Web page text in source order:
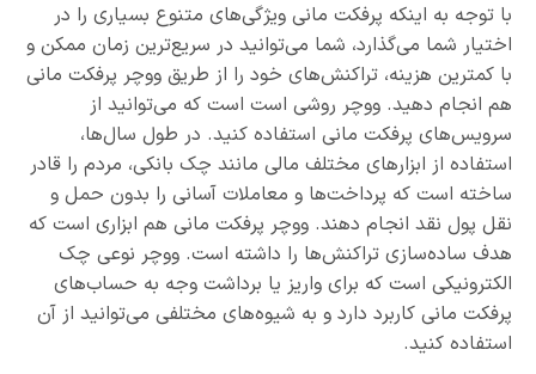
با توجه به اینکه پرفکت مانی ویژگی‌های متنوع بسیاری را در
اختیار شما می‌گذارد، شما می‌توانید در سریع‌ترین زمان ممکن و
با کمترین هزینه، تراکنش‌های خود را از طریق ووچر پرفکت مانی
هم انجام دهید. ووچر روشی است است که می‌توانید از
سرویس‌های پرفکت مانی استفاده کنید. در طول سال‌ها،
استفاده از ابزارهای مختلف مالی مانند چک بانکی، مردم را قادر
ساخته است که پرداخت‌ها و معاملات آسانی را بدون حمل و
نقل پول نقد انجام دهند. ووچر پرفکت مانی هم ابزاری است که
هدف ساده‌سازی تراکنش‌ها را داشته است. ووچر نوعی چک
الکترونیکی است که برای واریز یا برداشت وجه به حساب‌های
پرفکت مانی کاربرد دارد و به شیوه‌های مختلفی می‌توانید از آن
استفاده کنید.